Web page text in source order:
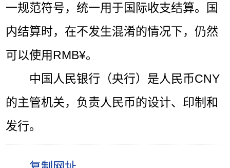
一规范符号，统一用于国际收支结算。国
内结算时，在不发生混淆的情况下，仍然
可以使用RMB¥。
中国人民银行（央行）是人民币CNY
的主管机关，负责人民币的设计、印制和
发行。